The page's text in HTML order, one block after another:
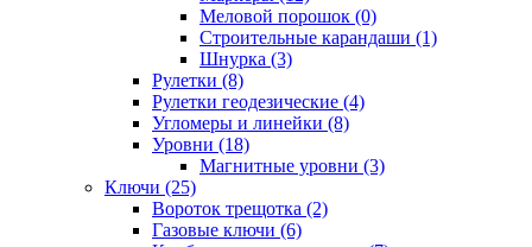
Меловой порошок (0)
Строительные карандаши (1)
Шнурка (3)
Рулетки (8)
Рулетки геодезические (4)
Угломеры и линейки (8)
Уровни (18)
Магнитные уровни (3)
Ключи (25)
Вороток трещотка (2)
Газовые ключи (6)